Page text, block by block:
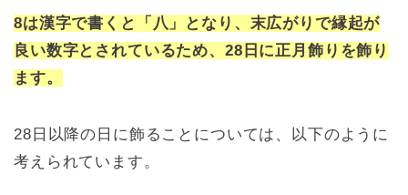
8は漢字で書くと「八」となり、末広がりで縁起が
良い数字とされているため、28日に正月飾りを飾り
ます。
28日以降の日に飾ることについては、以下のように
考えられています。